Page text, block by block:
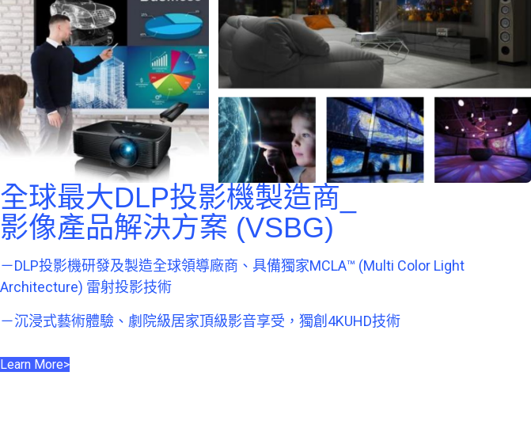
全球最大DLP投影機製造商_
影像產品解決方案 (VSBG)
－DLP投影機研發及製造全球領導廠商、具備獨家MCLA™ (Multi Color Light
Architecture) 雷射投影技術
－沉浸式藝術體驗、劇院級居家頂級影音享受，獨創4KUHD技術
Learn More>